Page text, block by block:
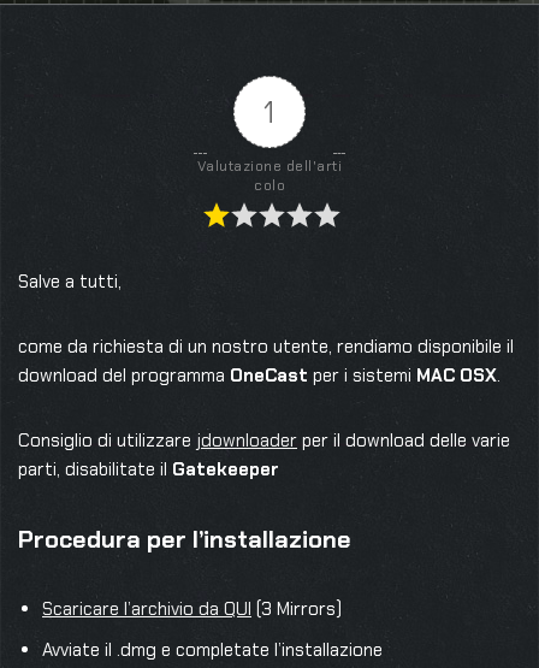
1
Valutazione dell'arti
colo
Salve a tutti,
come da richiesta di un nostro utente, rendiamo disponibile il
download del programma OneCast per i sistemi MAC OSX.
Consiglio di utilizzare jdownloader per il download delle varie
parti, disabilitate il Gatekeeper
Procedura per l’installazione
Scaricare l’archivio da QUI (3 Mirrors)
Avviate il .dmg e completate l’installazione